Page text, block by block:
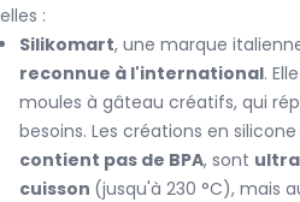
elles :
Silikomart, une marque
reconnue à l'international.
moules à gâteau créatifs, qui
besoins. Les créations en
contient pas de BPA, sont
cuisson (jusqu'à 230 °C), mais